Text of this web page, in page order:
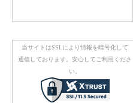
当サイトはSSLにより情報を暗号化して
通信しております。安心してご利用くださ
い。